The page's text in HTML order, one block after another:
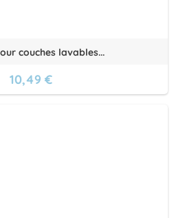
couches lavables...
10,49 €